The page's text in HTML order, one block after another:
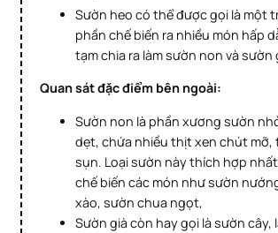
Sườn heo có thể được gọi là một trong những
phần chế biến ra nhiều món hấp
tạm chia ra làm sườn non và sườn
Quan sát đặc điểm bên ngoài:
Sườn non là phần xương sườn nhỏ, xương hình
dẹt, chứa nhiều thịt xen chút mỡ,
sụn. Loại sườn này thích hợp
chế biến các món như sườn
xào, sườn chua ngọt,
Sườn già còn hay gọi là sườn cây, là phần sườn